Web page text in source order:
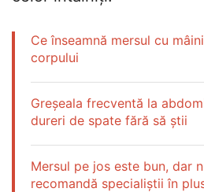
Ce înseamnă mersul cu
corpului
Greșeala frecventă la
dureri de spate fără să știi
Mersul pe jos este bun, dar
recomandă specialiștii în